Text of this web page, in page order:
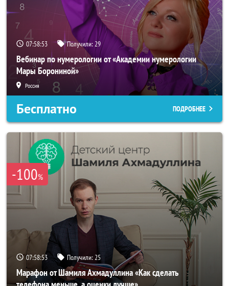
07:58:50 Получили:29
Вебинар по нумерологии от «Академии нумерологии
Мары Борониной»
Россия
Бесплатно ПОДРОБНЕЕ
-100%
07:58:50 Получили:25
Марафон от Шамиля Ахмадуллина «Как сделать